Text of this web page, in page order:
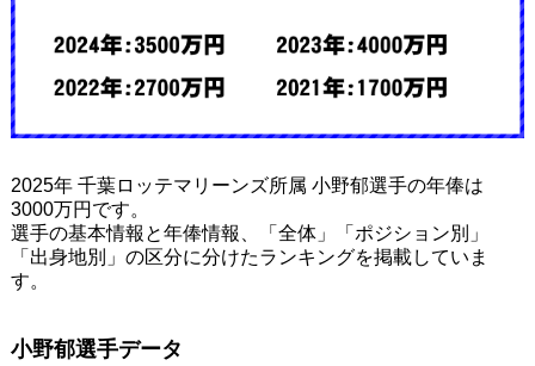
2025年 千葉ロッテマリーンズ所属 小野郁選手の年俸は
3000万円です。
選手の基本情報と年俸情報、「全体」「ポジション別」
「出身地別」の区分に分けたランキングを掲載していま
す。
小野郁選手データ